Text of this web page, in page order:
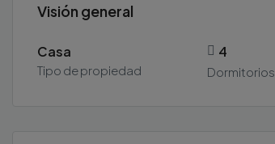
Visión general
Casa
Tipo de propiedad
4
Dormitorios